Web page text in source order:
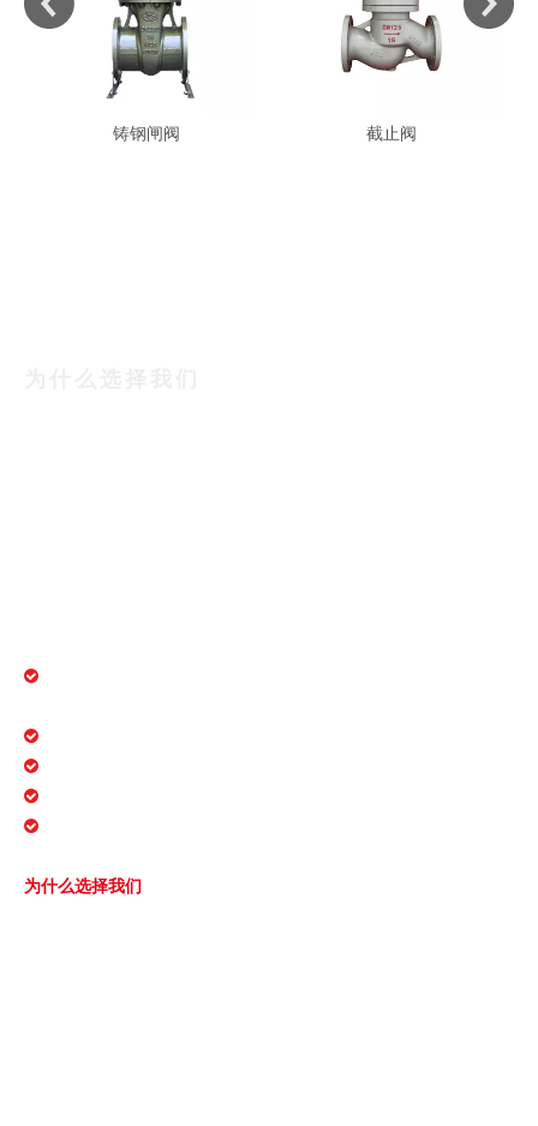
铸钢闸阀 截止阀





为什么选择我们